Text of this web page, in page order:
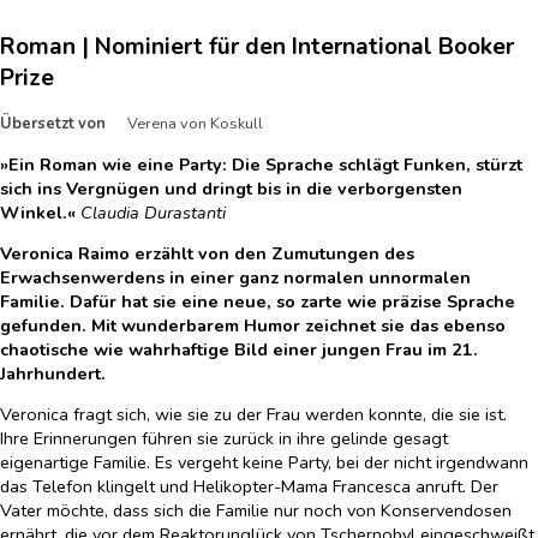
Roman | Nominiert für den International Booker
Prize
Übersetzt von Verena von Koskull
»Ein Roman wie eine Party: Die Sprache schlägt Funken, stürzt
sich ins Vergnügen und dringt bis in die verborgensten
Winkel.« Claudia Durastanti
Veronica Raimo erzählt von den Zumutungen des
Erwachsenwerdens in einer ganz normalen unnormalen
Familie. Dafür hat sie eine neue, so zarte wie präzise Sprache
gefunden. Mit wunderbarem Humor zeichnet sie das ebenso
chaotische wie wahrhaftige Bild einer jungen Frau im 21.
Jahrhundert.
Veronica fragt sich, wie sie zu der Frau werden konnte, die sie ist.
Ihre Erinnerungen führen sie zurück in ihre gelinde gesagt
eigenartige Familie. Es vergeht keine Party, bei der nicht irgendwann
das Telefon klingelt und Helikopter-Mama Francesca anruft. Der
Vater möchte, dass sich die Familie nur noch von Konservendosen